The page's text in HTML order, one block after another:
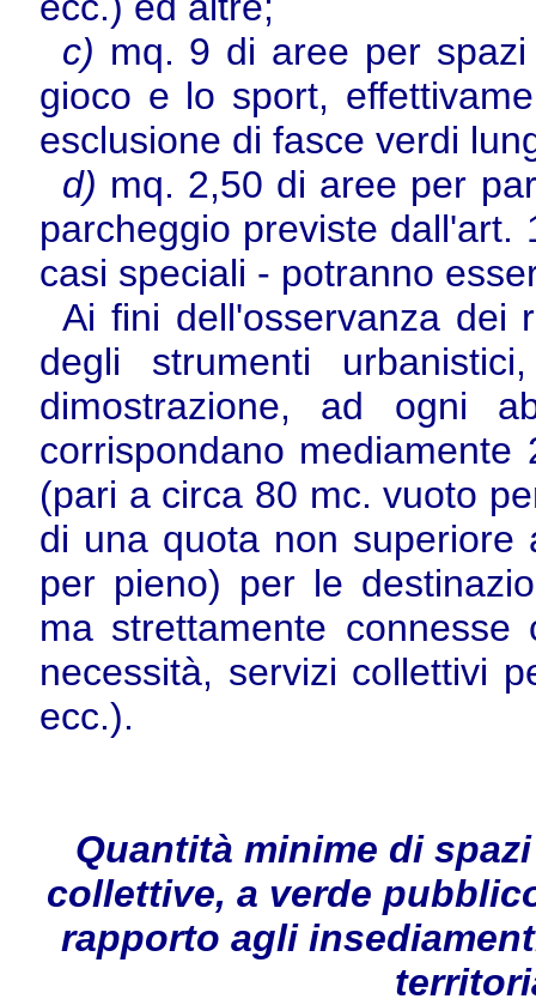
c) mq. 9 di aree per
gioco e lo sport,
esclusione di fasce verdi
d) mq. 2,50 di aree per
parcheggio previste
casi speciali - potranno
Ai fini dell'osservanza dei
degli strumenti
dimostrazione, ad ogni
corrispondano
(pari a circa 80 mc. vuoto
di una quota non
per pieno) per le
ma strettamente
necessità, servizi collettivi
ecc.).
Quantità minime di
collettive, a verde
rapporto agli